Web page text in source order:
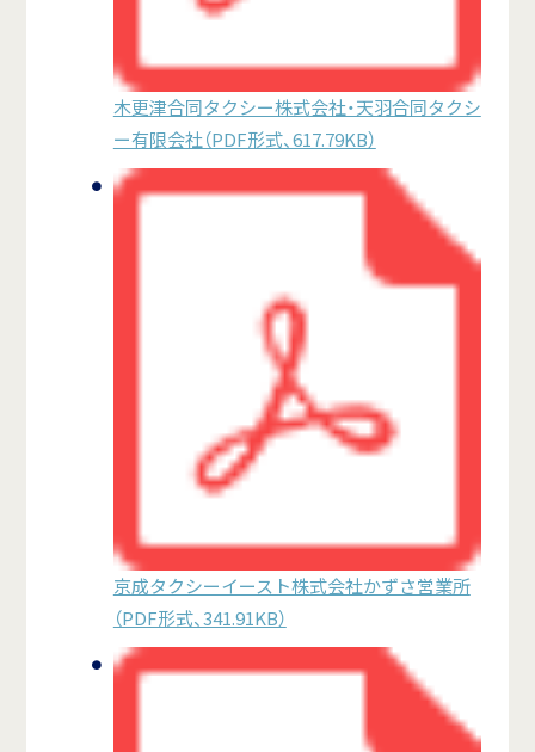
木更津合同タクシー株式会社・天羽合同タクシ
ー有限会社（PDF形式、617.79KB）
京成タクシーイースト株式会社かずさ営業所
（PDF形式、341.91KB）